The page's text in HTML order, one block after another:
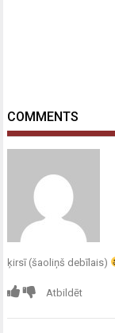
COMMENTS
ķirsī (šaoliņš debīlais)
Atbildēt